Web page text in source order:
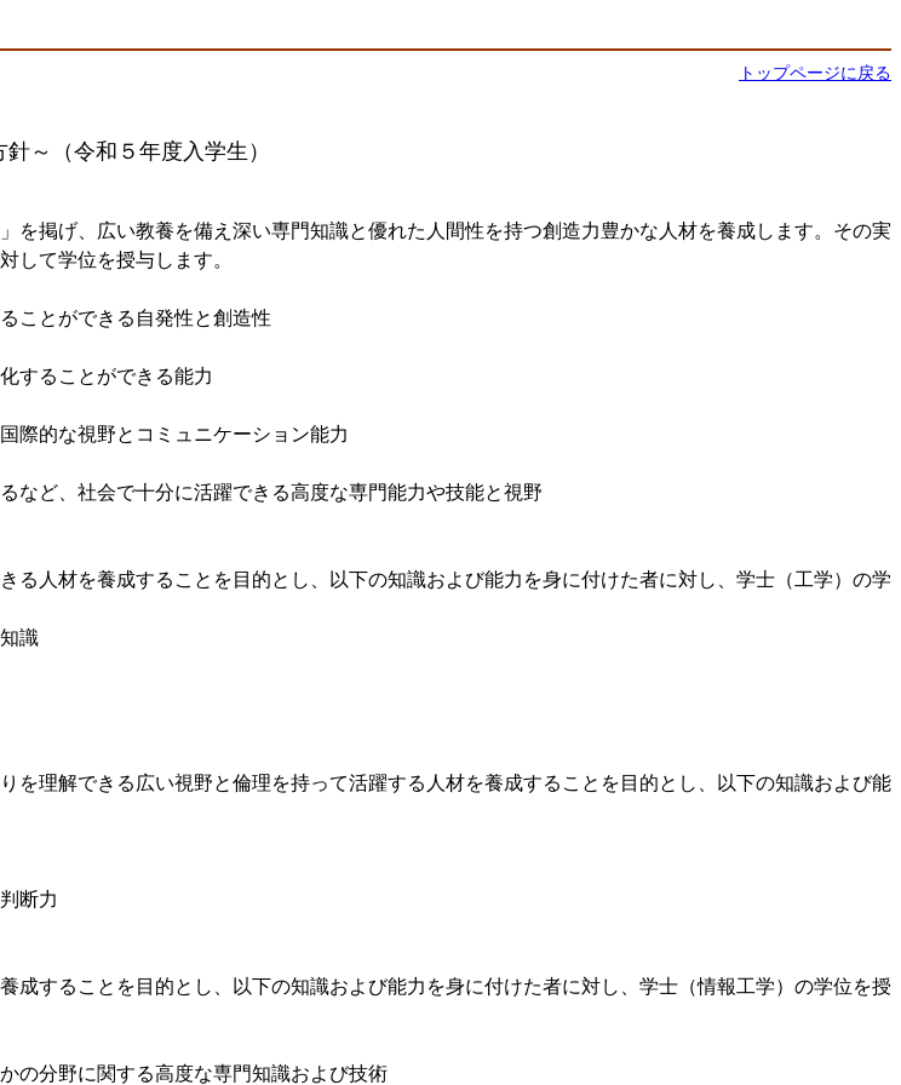
トップページに戻る
～（令和５年度入学生）
掲げ、広い教養を備え深い専門知識と優れた人間性を持つ創造力豊かな人材を養成します。その実
して学位を授与します。
ことができる自発性と創造性
ることができる能力
的な視野とコミュニケーション能力
ど、社会で十分に活躍できる高度な専門能力や技能と視野
人材を養成することを目的とし、以下の知識および能力を身に付けた者に対し、学士（工学）の学
識
理解できる広い視野と倫理を持って活躍する人材を養成することを目的とし、以下の知識および能
断力
することを目的とし、以下の知識および能力を身に付けた者に対し、学士（情報工学）の学位を授
の分野に関する高度な専門知識および技術